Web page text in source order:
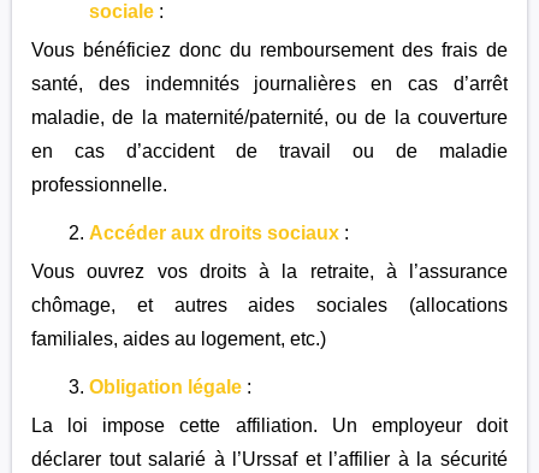
sociale :
Vous bénéficiez donc du remboursement des frais de
santé, des indemnités journalières en cas d’arrêt
maladie, de la maternité/paternité, ou de la couverture
en cas d’accident de travail ou de maladie
professionnelle.
Accéder aux droits sociaux :
Vous ouvrez vos droits à la retraite, à l’assurance
chômage, et autres aides sociales (allocations
familiales, aides au logement, etc.)
Obligation légale :
La loi impose cette affiliation. Un employeur doit
déclarer tout salarié à l’Urssaf et l’affilier à la sécurité